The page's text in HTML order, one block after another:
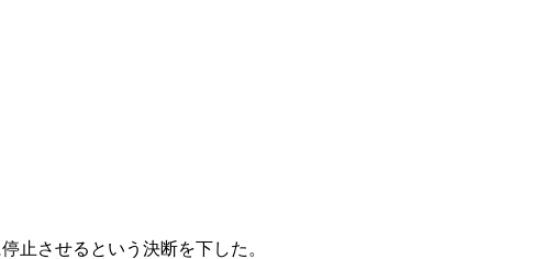
止させるという決断を下した。